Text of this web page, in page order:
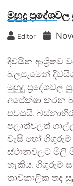
මුහුදු
Editor
දිවයින ආශ්‍රිතව
බලපෑමෙන්
මුහුදු ප්‍රදේශවල
අපේක්ෂා කරන
පවසයි.
පලාත්වලත්
වැසි හෝ ගිගුරුම්
ස්ථානවලට මිලි
හැකිය. ගිගුරුම්
තාවකාලික තද